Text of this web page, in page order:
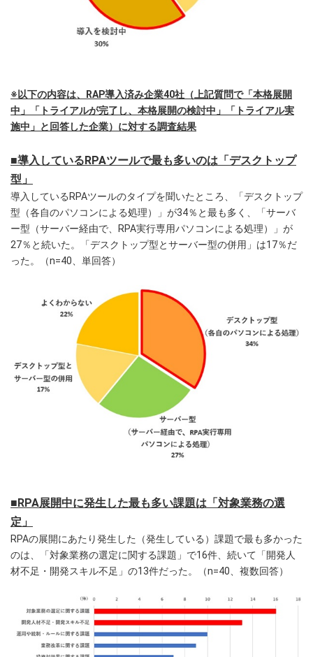
※以下の内容は、RAP導入済み企業40社（上記質問で「本格展開
中」「トライアルが完了し、本格展開の検討中」「トライアル実
施中」と回答した企業）に対する調査結果
■導入しているRPAツールで最も多いのは「デスクトップ
型」
導入しているRPAツールのタイプを聞いたところ、「デスクトップ
型（各自のパソコンによる処理）」が34％と最も多く、「サーバ
ー型（サーバー経由で、RPA実行専用パソコンによる処理）」が
27％と続いた。「デスクトップ型とサーバー型の併用」は17％だ
った。（n=40、単回答）
■RPA展開中に発生した最も多い課題は「対象業務の選
定」
RPAの展開にあたり発生した（発生している）課題で最も多かった
のは、「対象業務の選定に関する課題」で16件、続いて「開発人
材不足・開発スキル不足」の13件だった。（n=40、複数回答）